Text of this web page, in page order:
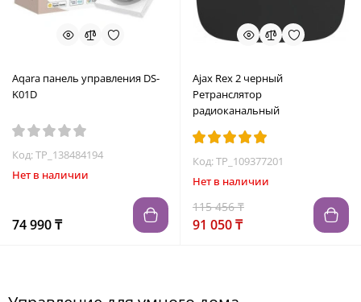
Aqara панель управления DS-
K01D
Код: TP_138484194
Нет в наличии
74 990 ₸
Ajax Rex 2 черный
Ретранслятор
радиоканальный
Код: TP_109377201
Нет в наличии
115 456 ₸
91 050 ₸